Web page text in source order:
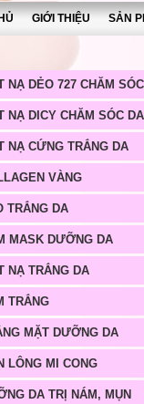
GIỚI THIỆU SẢN
NẠ DẺO 727 CHĂM
NẠ DICY CHĂM SÓC DA
NẠ CỨNG TRẮNG DA
VÀNG
TRẮNG DA
MASK DƯỠNG DA
NẠ TRẮNG DA
TRẮNG
MẶT DƯỠNG DA
LÔNG MI CONG
DA TRỊ NÁM, MỤN